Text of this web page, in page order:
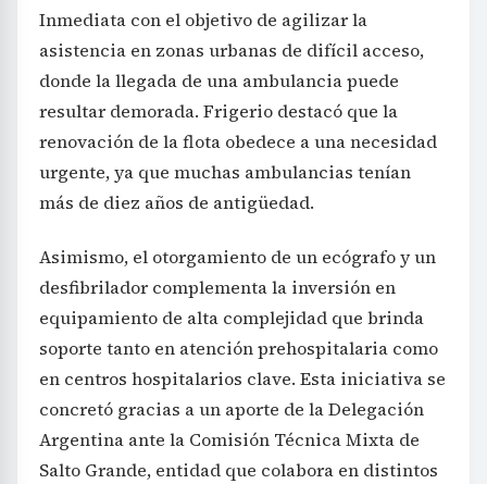
Inmediata con el objetivo de agilizar la
asistencia en zonas urbanas de difícil acceso,
donde la llegada de una ambulancia puede
resultar demorada. Frigerio destacó que la
renovación de la flota obedece a una necesidad
urgente, ya que muchas ambulancias tenían
más de diez años de antigüedad.
Asimismo, el otorgamiento de un ecógrafo y un
desfibrilador complementa la inversión en
equipamiento de alta complejidad que brinda
soporte tanto en atención prehospitalaria como
en centros hospitalarios clave. Esta iniciativa se
concretó gracias a un aporte de la Delegación
Argentina ante la Comisión Técnica Mixta de
Salto Grande, entidad que colabora en distintos